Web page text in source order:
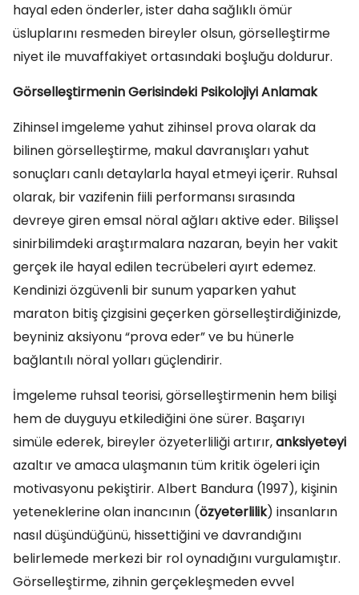
hayal eden önderler, ister daha sağlıklı ömür
üsluplarını resmeden bireyler olsun, görselleştirme
niyet ile muvaffakiyet ortasındaki boşluğu doldurur.
Görselleştirmenin Gerisindeki Psikolojiyi Anlamak
Zihinsel imgeleme yahut zihinsel prova olarak da
bilinen görselleştirme, makul davranışları yahut
sonuçları canlı detaylarla hayal etmeyi içerir. Ruhsal
olarak, bir vazifenin fiili performansı sırasında
devreye giren emsal nöral ağları aktive eder. Bilişsel
sinirbilimdeki araştırmalara nazaran, beyin her vakit
gerçek ile hayal edilen tecrübeleri ayırt edemez.
Kendinizi özgüvenli bir sunum yaparken yahut
maraton bitiş çizgisini geçerken görselleştirdiğinizde,
beyniniz aksiyonu “prova eder” ve bu hünerle
bağlantılı nöral yolları güçlendirir.
İmgeleme ruhsal teorisi, görselleştirmenin hem bilişi
hem de duyguyu etkilediğini öne sürer. Başarıyı
simüle ederek, bireyler özyeterliliği artırır,anksiyeteyi
azaltır ve amaca ulaşmanın tüm kritik ögeleri için
motivasyonu pekiştirir. Albert Bandura (1997), kişinin
yeteneklerine olan inancının (özyeterlilik) insanların
nasıl düşündüğünü, hissettiğini ve davrandığını
belirlemede merkezi bir rol oynadığını vurgulamıştır.
Görselleştirme, zihnin gerçekleşmeden evvel